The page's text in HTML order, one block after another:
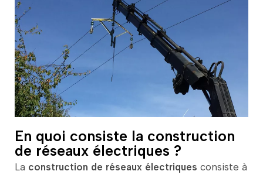
En quoi consiste la construction
de réseaux électriques ?
La construction de réseaux électriques consiste à